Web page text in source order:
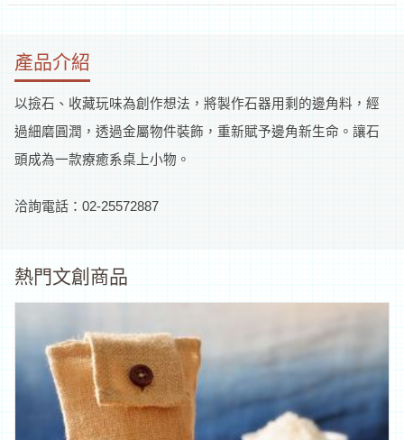
文
體
驗
逛
市
集
補
助
資
產品介紹
以撿石、收藏玩味為創作想法，將製作石器用剩的邊角料，經
過細磨圓潤，透過金屬物件裝飾，重新賦予邊角新生命。讓石
頭成為一款療癒系桌上小物。
洽詢電話：02-25572887
熱門文創商品